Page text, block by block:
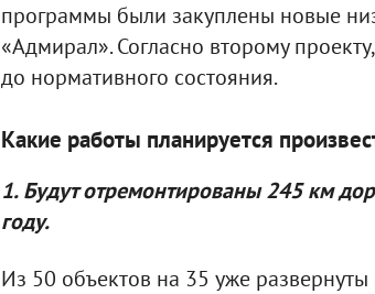
программы были закуплены новые
«Адмирал». Согласно второму
до нормативного состояния.
Какие работы планируется
1. Будут отремонтированы 245 км
году.
Из 50 объектов на 35 уже